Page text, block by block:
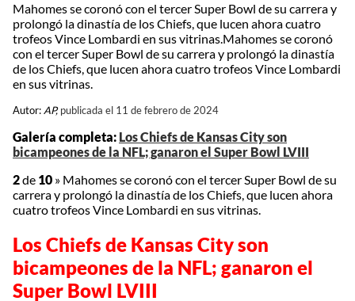
Mahomes se coronó con el tercer Super Bowl de su carrera y
prolongó la dinastía de los Chiefs, que lucen ahora cuatro
trofeos Vince Lombardi en sus vitrinas.Mahomes se coronó
con el tercer Super Bowl de su carrera y prolongó la dinastía
de los Chiefs, que lucen ahora cuatro trofeos Vince Lombardi
en sus vitrinas.
Autor:AP, publicada el 11 de febrero de 2024
Galería completa: Los Chiefs de Kansas City son
bicampeones de la NFL; ganaron el Super Bowl LVIII
2de 10 » Mahomes se coronó con el tercer Super Bowl de su
carrera y prolongó la dinastía de los Chiefs, que lucen ahora
cuatro trofeos Vince Lombardi en sus vitrinas.
Los Chiefs de Kansas City son
bicampeones de la NFL; ganaron el
Super Bowl LVIII